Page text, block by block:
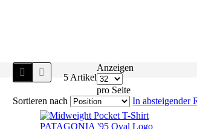
Ansicht
als
Raster
5 Artikel
Anzeigen
pro Seite
Sortieren nach
In absteigender